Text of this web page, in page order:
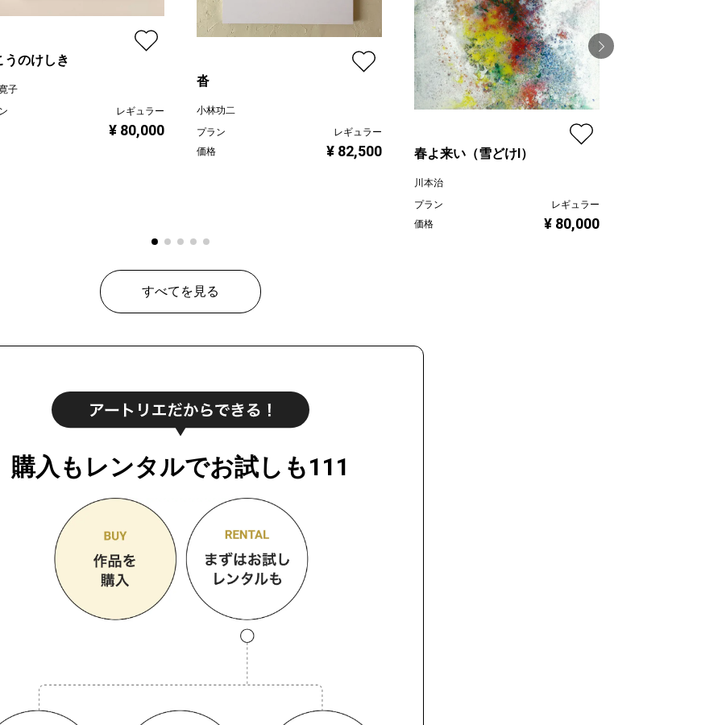
うのけしき
子
レギュラー
¥ 80,000
沓
小林功二
プラン
レギュラー
価格
¥ 82,500 春よ来い（雪どけⅠ）
川本治
プラン
レギュラー
価格
¥ 80,000
すべてを見る
購入もレンタルでお試しも111